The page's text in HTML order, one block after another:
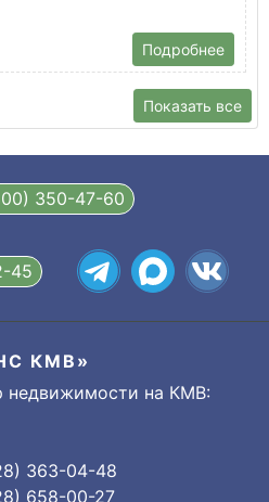
Подробнее
Показать все
350-47-60
45
КМВ»
недвижимости на КМВ:
363-04-48
658-00-27